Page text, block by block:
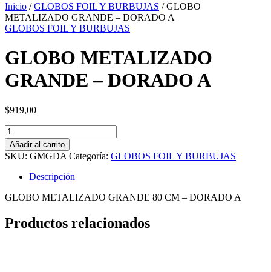
Inicio /GLOBOS FOIL Y BURBUJAS / GLOBO
METALIZADO GRANDE – DORADO A
GLOBOS FOIL Y BURBUJAS
GLOBO METALIZADO
GRANDE – DORADO A
$919,00
GLOBO
METALIZADO
GRANDE
DORADO
cantidad
Añadir al carrito
SKU: GMGDA Categoría: GLOBOS FOIL Y BURBUJAS
Descripción
GLOBO METALIZADO GRANDE 80 CM – DORADO A
Productos relacionados